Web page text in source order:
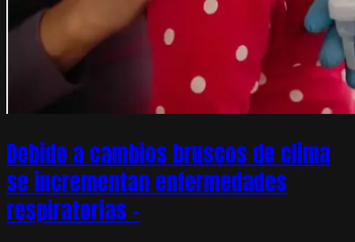
Debido a cambios bruscos de clima
se incrementan enfermedades
respiratorias –